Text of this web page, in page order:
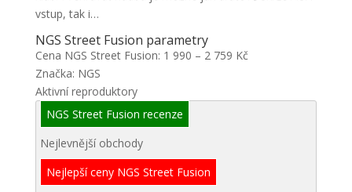
vstup, tak i…
NGS Street Fusion parametry
Cena NGS Street Fusion: 1 990 – 2 759 Kč
Značka: NGS
Aktivní reproduktory
NGS Street Fusion recenze
Nejlevnější obchody
Nejlepší ceny NGS Street Fusion